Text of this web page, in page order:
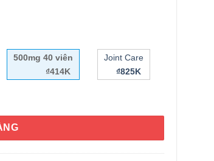
HÌNH THẬT
500mg 40 viên
₫414K
Joint Care
₫825K
Omega-3 Krill-Oil Extra Strength 500mg 40